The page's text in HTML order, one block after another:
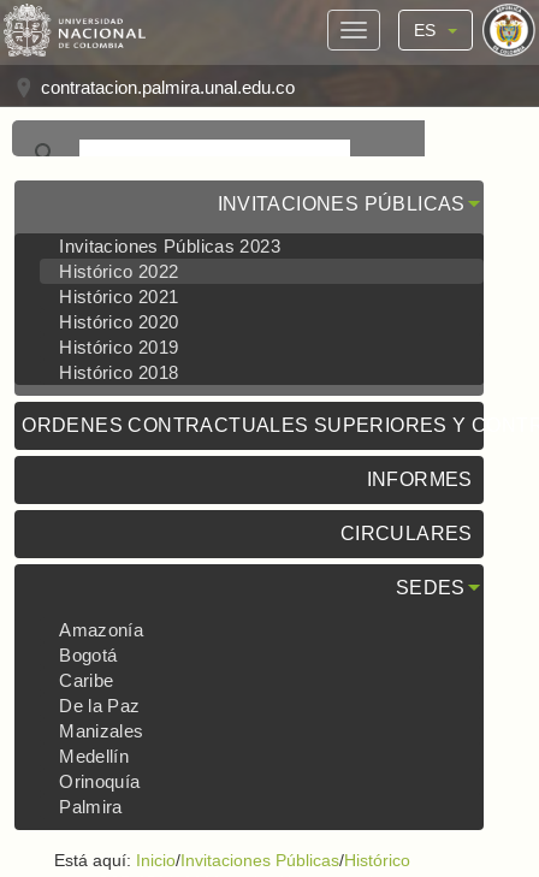
ES
contratacion.palmira.unal.edu.co
INVITACIONES PÚBLICAS
Invitaciones Públicas 2023
Histórico 2022
Histórico 2021
Histórico 2020
Histórico 2019
Histórico 2018
ORDENES CONTRACTUALES SUPERIORES Y
INFORMES
CIRCULARES
SEDES
Amazonía
Bogotá
Caribe
De la Paz
Manizales
Medellín
Orinoquía
Palmira
Está aquí: Inicio/Invitaciones Públicas/Histórico